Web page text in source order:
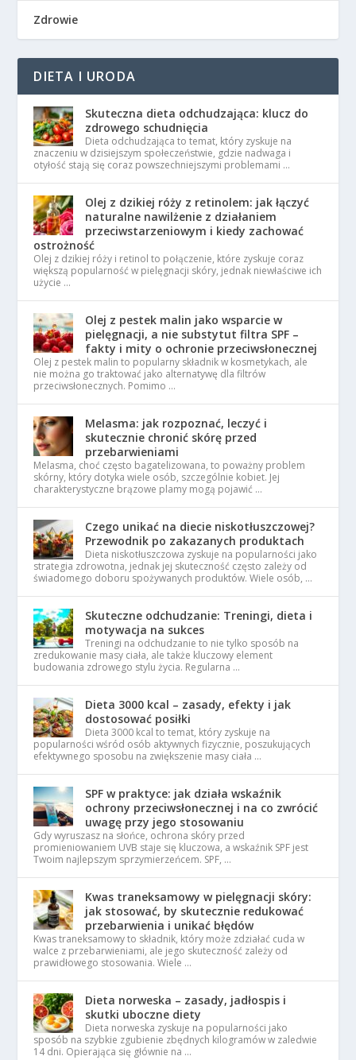
Zdrowie
DIETA I URODA
Skuteczna dieta odchudzająca: klucz do
zdrowego schudnięcia
Dieta odchudzająca to temat, który zyskuje na
znaczeniu w dzisiejszym społeczeństwie, gdzie nadwaga i
otyłość stają się coraz powszechniejszymi problemami …
Olej z dzikiej róży z retinolem: jak łączyć
naturalne nawilżenie z działaniem
przeciwstarzeniowym i kiedy zachować
ostrożność
Olej z dzikiej róży i retinol to połączenie, które zyskuje coraz
większą popularność w pielęgnacji skóry, jednak niewłaściwe ich
użycie …
Olej z pestek malin jako wsparcie w
pielęgnacji, a nie substytut filtra SPF –
fakty i mity o ochronie przeciwsłonecznej
Olej z pestek malin to popularny składnik w kosmetykach, ale
nie można go traktować jako alternatywę dla filtrów
przeciwsłonecznych. Pomimo …
Melasma: jak rozpoznać, leczyć i
skutecznie chronić skórę przed
przebarwieniami
Melasma, choć często bagatelizowana, to poważny problem
skórny, który dotyka wiele osób, szczególnie kobiet. Jej
charakterystyczne brązowe plamy mogą pojawić …
Czego unikać na diecie niskotłuszczowej?
Przewodnik po zakazanych produktach
Dieta niskotłuszczowa zyskuje na popularności jako
strategia zdrowotna, jednak jej skuteczność często zależy od
świadomego doboru spożywanych produktów. Wiele osób, …
Skuteczne odchudzanie: Treningi, dieta i
motywacja na sukces
Treningi na odchudzanie to nie tylko sposób na
zredukowanie masy ciała, ale także kluczowy element
budowania zdrowego stylu życia. Regularna …
Dieta 3000 kcal – zasady, efekty i jak
dostosować posiłki
Dieta 3000 kcal to temat, który zyskuje na
popularności wśród osób aktywnych fizycznie, poszukujących
efektywnego sposobu na zwiększenie masy ciała …
SPF w praktyce: jak działa wskaźnik
ochrony przeciwsłonecznej i na co zwrócić
uwagę przy jego stosowaniu
Gdy wyruszasz na słońce, ochrona skóry przed
promieniowaniem UVB staje się kluczowa, a wskaźnik SPF jest
Twoim najlepszym sprzymierzeńcem. SPF, …
Kwas traneksamowy w pielęgnacji skóry:
jak stosować, by skutecznie redukować
przebarwienia i unikać błędów
Kwas traneksamowy to składnik, który może zdziałać cuda w
walce z przebarwieniami, ale jego skuteczność zależy od
prawidłowego stosowania. Wiele …
Dieta norweska – zasady, jadłospis i
skutki uboczne diety
Dieta norweska zyskuje na popularności jako
sposób na szybkie zgubienie zbędnych kilogramów w zaledwie
14 dni. Opierająca się głównie na …